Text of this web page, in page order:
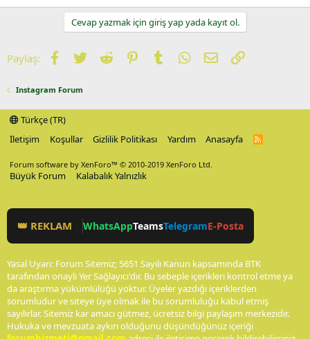
Cevap yazmak için giriş yap yada kayıt ol.
Paylaş: Facebook
TwitterReddit PinterestTumblrWhatsApp
E-postaLink
Instagram Forum
Türkçe (TR)
İletişim
Koşullar Gizlilik Politikası Yardım Anasayfa
R
Forum software by XenForo™ © 2010-2019 XenForo Ltd.
Büyük Forum Kalabalık Yalnızlık
👑 REKLAM WhatsAppTeamsTelegramE-Posta
Yasal Uyarı: Forum Sitemiz; 5651 Sayılı Kanun kapsamında BTK
tarafından onaylı Yer Sağlayıcı'dır. Bu sebeple içerikleri kontrol etme ya
da araştırma yükümlülüğü yoktur. Üyeler yazdığı içeriklerden
sorumludur ve siteye üye olmak ile bu sorumluluğu kabul etmiş
sayılırlar. Sitemiz kar amacı gütmez, ücretsiz bilgi paylaşım merkezidir.
Hukuka ve mevzuata aykırı olduğunu düşündüğünüz içeriği